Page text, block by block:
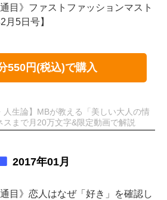
通目》ファストファッションマスト
月5日号】
550円(税込)で購入
人生論】MBが教える「美しい大人の情
まで月20万文字&限定動画で解説
2017年01月
通目》恋人はなぜ「好き」を確認し